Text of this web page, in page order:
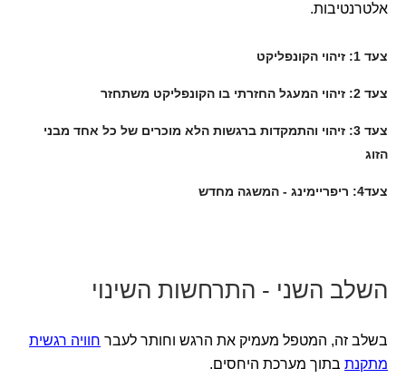
אלטרנטיבות.
צעד 1: זיהוי הקונפליקט
צעד 2: זיהוי המעגל החזרתי בו הקונפליקט משתחזר
צעד 3: זיהוי והתמקדות ברגשות הלא מוכרים של כל אחד מבני
הזוג
צעד4: ריפריימינג - המשגה מחדש
השלב השני - התרחשות השינוי
בשלב זה, המטפל מעמיק את הרגש וחותר לעבר חוויה רגשית
מתקנת בתוך מערכת היחסים.